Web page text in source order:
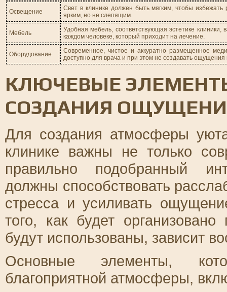
Освещение
Свет в клинике должен быть мягким, чтобы
ярким, но не слепящим.
Мебель
Удобная мебель, соответствующая эстетике
каждом человеке, который приходит на лечение.
Оборудование
Современное, чистое и аккуратно размещенное
доступно для врача и при этом не создавать ощущения
КЛЮЧЕВЫЕ
СОЗДАНИЯ
Для создания атмосферы
клинике важны не только
правильно подобранный
должны способствовать
стресса и усиливать
того, как будет
будут использованы, зависит
Основные элементы,
благоприятной атмосферы,